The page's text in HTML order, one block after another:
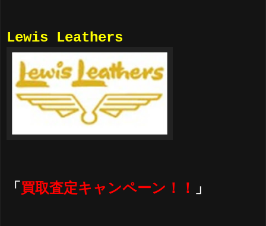
Lewis Leathers
「買取査定キャンペーン！！ 」